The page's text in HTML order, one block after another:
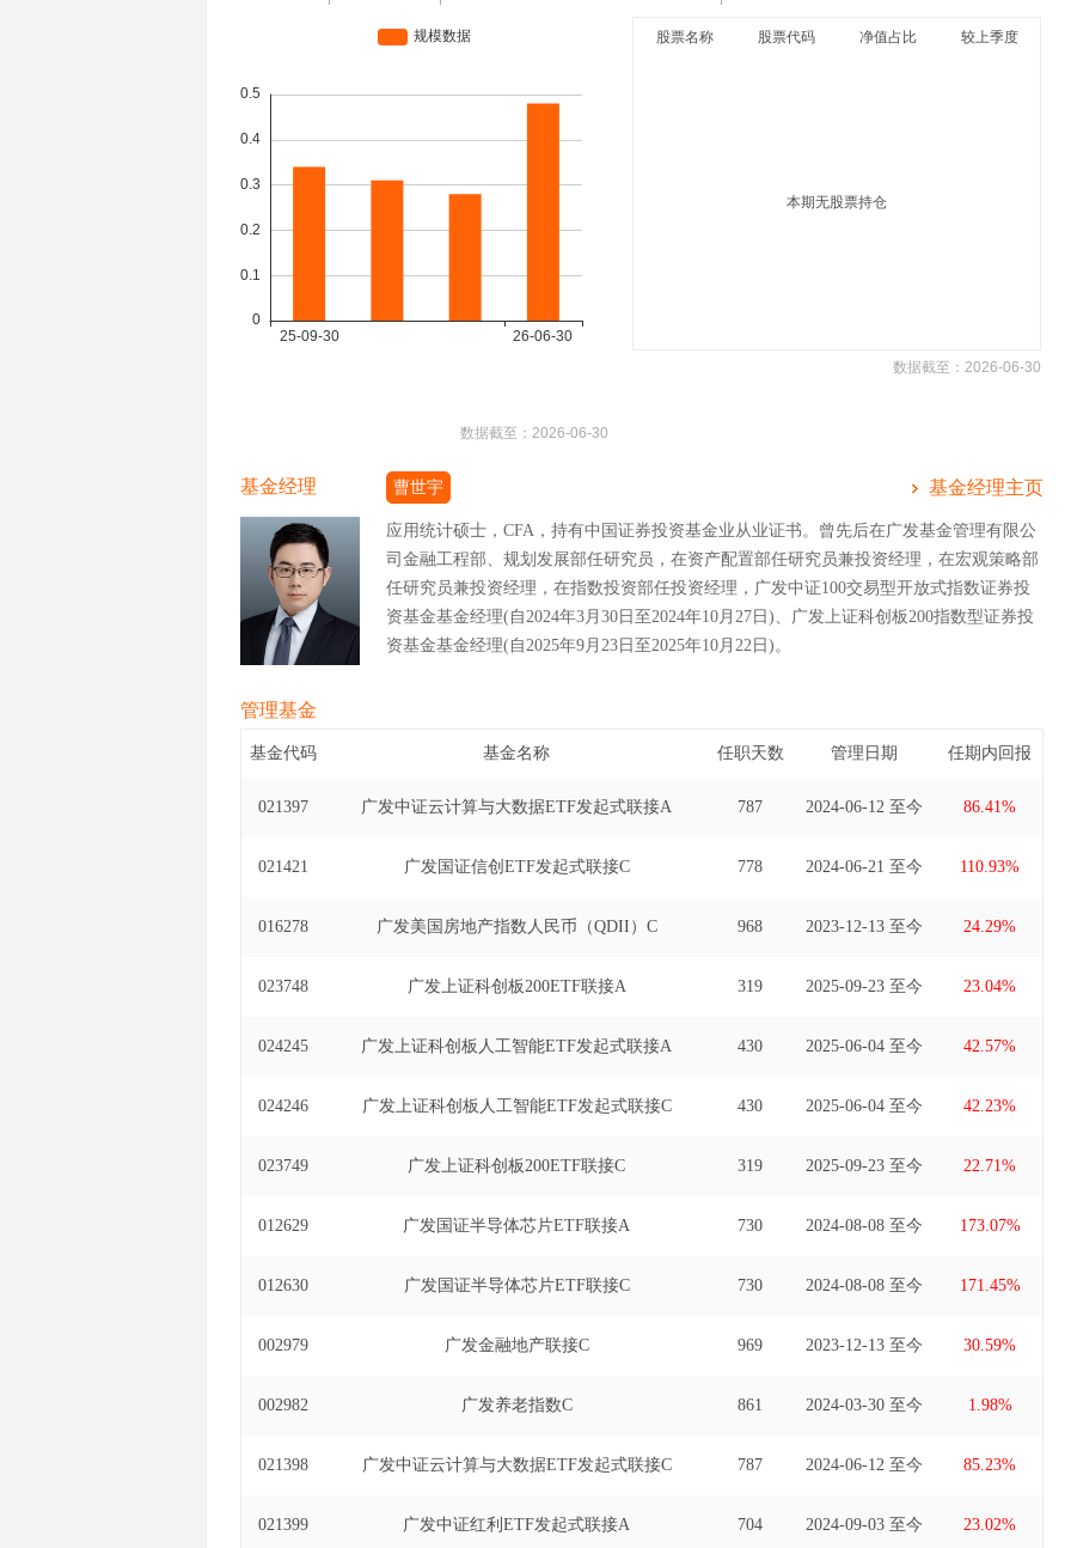
数据截至： 2026-06-30
股票名称 股票代码 净值占比 较上季度
本期无股票持仓
数据截至： 2026-06-30
基金经理 曹世宇 基金经理主页
应用统计硕士，CFA，持有中国证券投资基金业从业证书。曾先后在广发基金管理有限公
司金融工程部、规划发展部任研究员，在资产配置部任研究员兼投资经理，在宏观策略部
任研究员兼投资经理，在指数投资部任投资经理，广发中证100交易型开放式指数证券投
资基金基金经理(自2024年3月30日至2024年10月27日)、广发上证科创板200指数型证券投
资基金基金经理(自2025年9月23日至2025年10月22日)。
管理基金
基金代码 基金名称 任职天数 管理日期 任期内回报
021397 广发中证云计算与大数据ETF发起式联接A 787 2024-06-12 至今 86.41%
021421 广发国证信创ETF发起式联接C 778 2024-06-21 至今 110.93%
016278 广发美国房地产指数人民币（QDII）C 968 2023-12-13 至今 24.29%
023748 广发上证科创板200ETF联接A 319 2025-09-23 至今 23.04%
024245 广发上证科创板人工智能ETF发起式联接A 430 2025-06-04 至今 42.57%
024246 广发上证科创板人工智能ETF发起式联接C 430 2025-06-04 至今 42.23%
023749 广发上证科创板200ETF联接C 319 2025-09-23 至今 22.71%
012629 广发国证半导体芯片ETF联接A 730 2024-08-08 至今 173.07%
012630 广发国证半导体芯片ETF联接C 730 2024-08-08 至今 171.45%
002979 广发金融地产联接C 969 2023-12-13 至今 30.59%
002982 广发养老指数C 861 2024-03-30 至今 1.98%
021398 广发中证云计算与大数据ETF发起式联接C 787 2024-06-12 至今 85.23%
021399 广发中证红利ETF发起式联接A 704 2024-09-03 至今 23.02%